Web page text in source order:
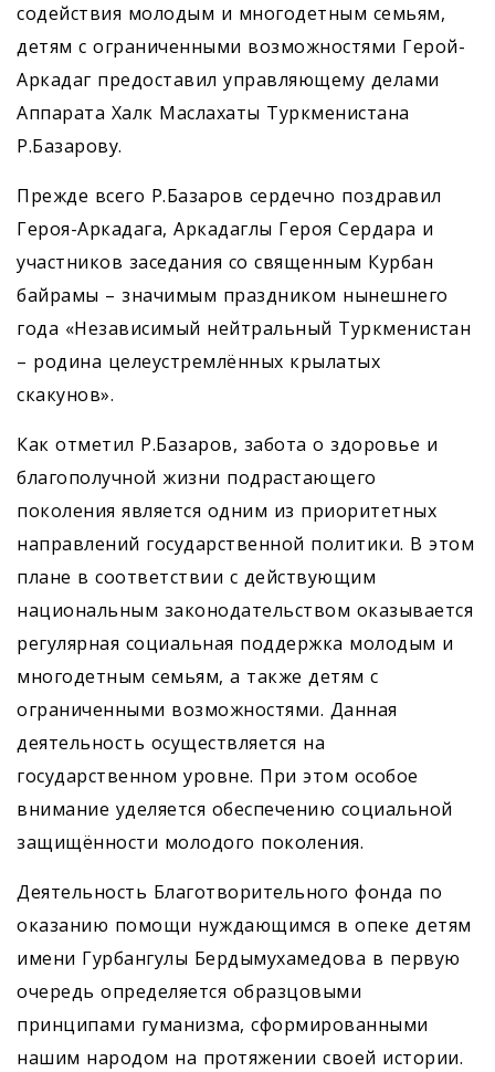
содействия молодым и многодетным семьям,
детям с ограниченными возможностями Герой-
Аркадаг предоставил управляющему делами
Аппарата Халк Маслахаты Туркменистана
Р.Базарову.
Прежде всего Р.Базаров сердечно поздравил
Героя-Аркадага, ­Аркадаглы Героя Сердара и
участников заседания со священным Курбан
байрамы – значимым праздником нынешнего
года «Независимый нейтральный Туркменистан
– родина целеустремлённых крылатых
скакунов».
Как отметил Р.Базаров, забота о здоровье и
благополучной жизни подрастающего
поколения является одним из приоритетных
направлений государственной политики. В этом
плане в соответствии с действующим
национальным законодательством оказывается
регулярная социальная поддержка молодым и
многодетным семьям, а также детям с
ограниченными возможностями. Данная
деятельность осуществляется на
государственном уровне. При этом особое
внимание уделяется обеспечению социальной
защищённости молодого поколения.
Деятельность Благотворительного фонда по
оказанию помощи нуждающимся в опеке детям
имени Гурбангулы Бердымухамедова в первую
очередь определяется образцовыми
принципами гуманизма, сформированными
нашим народом на протяжении своей истории.